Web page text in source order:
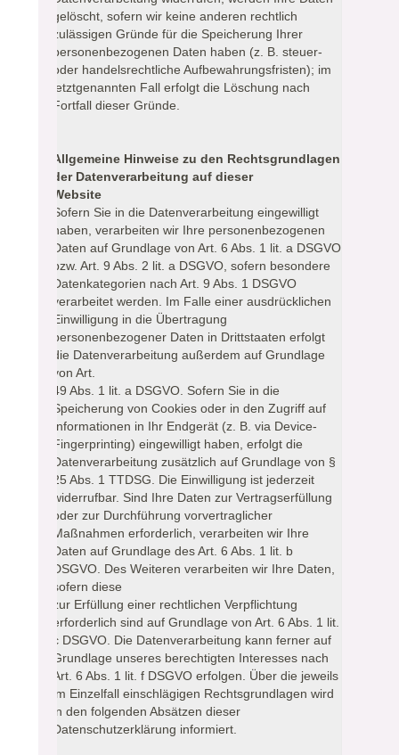
gelöscht, sofern wir keine anderen rechtlich
zulässigen Gründe für die Speicherung Ihrer
personenbezogenen Daten haben (z. B. steuer-
oder handelsrechtliche Aufbewahrungsfristen); im
letztgenannten Fall erfolgt die Löschung nach
Fortfall dieser Gründe.
Allgemeine Hinweise zu den Rechtsgrundlagen
der Datenverarbeitung auf dieser
Website
Sofern Sie in die Datenverarbeitung eingewilligt
haben, verarbeiten wir Ihre personenbezogenen
Daten auf Grundlage von Art. 6 Abs. 1 lit. a DSGVO
bzw. Art. 9 Abs. 2 lit. a DSGVO, sofern besondere
Datenkategorien nach Art. 9 Abs. 1 DSGVO
verarbeitet werden. Im Falle einer ausdrücklichen
Einwilligung in die Übertragung
personenbezogener Daten in Drittstaaten erfolgt
die Datenverarbeitung außerdem auf Grundlage
von Art.
49 Abs. 1 lit. a DSGVO. Sofern Sie in die
Speicherung von Cookies oder in den Zugriff auf
Informationen in Ihr Endgerät (z. B. via Device-
Fingerprinting) eingewilligt haben, erfolgt die
Datenverarbeitung zusätzlich auf Grundlage von §
25 Abs. 1 TTDSG. Die Einwilligung ist jederzeit
widerrufbar. Sind Ihre Daten zur Vertragserfüllung
oder zur Durchführung vorvertraglicher
Maßnahmen erforderlich, verarbeiten wir Ihre
Daten auf Grundlage des Art. 6 Abs. 1 lit. b
DSGVO. Des Weiteren verarbeiten wir Ihre Daten,
sofern diese
zur Erfüllung einer rechtlichen Verpflichtung
erforderlich sind auf Grundlage von Art. 6 Abs. 1 lit.
c DSGVO. Die Datenverarbeitung kann ferner auf
Grundlage unseres berechtigten Interesses nach
Art. 6 Abs. 1 lit. f DSGVO erfolgen. Über die jeweils
im Einzelfall einschlägigen Rechtsgrundlagen wird
in den folgenden Absätzen dieser
Datenschutzerklärung informiert.